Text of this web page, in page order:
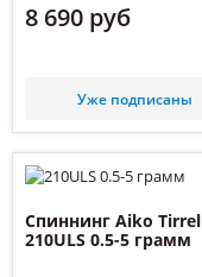
8 690 руб
Уже подписаны
Спиннинг Aiko Tirrel
210ULS 0.5-5 грамм